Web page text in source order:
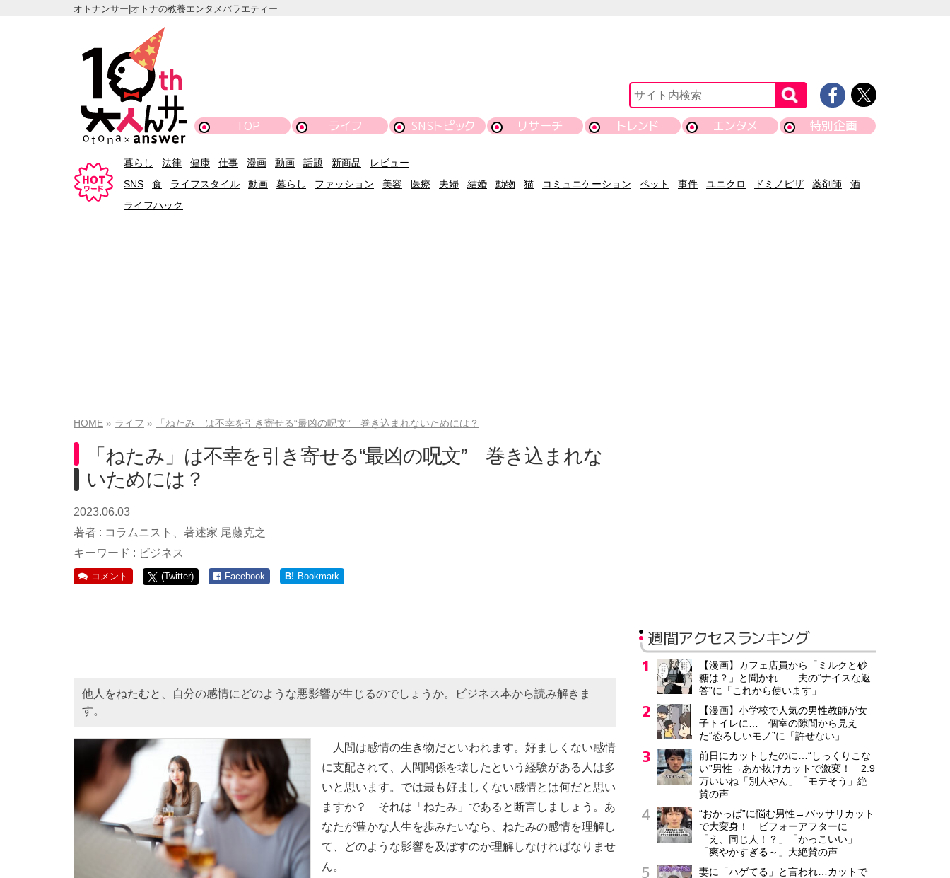
オトナンサー|オトナの教養エンタメバラエティー
TOP ライフ SNSトピック リサーチ トレンド エンタメ 特別企画
暮らし 法律 健康 仕事 漫画 動画 話題 新商品
レビュー
SNS
食 ライフスタイル 動画 暮らし ファッション 美容 医療 夫婦 結婚 動物 猫 コミュニケーション ペット 事件 ユニクロ ドミノピザ 薬剤師
酒
ライフハック
HOME ライフ 「ねたみ」は不幸を引き寄せる“最凶の呪文” 巻き込まれないためには？
「ねたみ」は不幸を引き寄せる“最凶の呪文” 巻き込まれな
いためには？
2023.06.03
著者 : コラムニスト、著述家 尾藤克之
キーワード : ビジネス
コメント (Twitter) Facebook B! Bookmark
他人をねたむと、自分の感情にどのような悪影響が生じるのでしょうか。ビジネス本から読み解きま
す。
人間は感情の生き物だといわれます。好ましくない感情
に支配されて、人間関係を壊したという経験がある人は多
いと思います。では最も好ましくない感情とは何だと思い
ますか？ それは「ねたみ」であると断言しましょう。あ
なたが豊かな人生を歩みたいなら、ねたみの感情を理解し
て、どのような影響を及ぼすのか理解しなければなりませ
ん。
週間アクセスランキング
【漫画】カフェ店員から「ミルクと砂
糖は？」と聞かれ… 夫の“ナイスな返
答”に「これから使います」
【漫画】小学校で人気の男性教師が女
子トイレに… 個室の隙間から見え
た“恐ろしいモノ”に「許せない」
前日にカットしたのに…“しっくりこな
い”男性→あか抜けカットで激変！ 2.9
万いいね「別人やん」「モテそう」絶
賛の声
“おかっぱ”に悩む男性→バッサリカット
で大変身！ ビフォーアフターに
「え、同じ人！？」「かっこいい」
「爽やかすぎる～」大絶賛の声
妻に「ハゲてる」と言われ…カットで